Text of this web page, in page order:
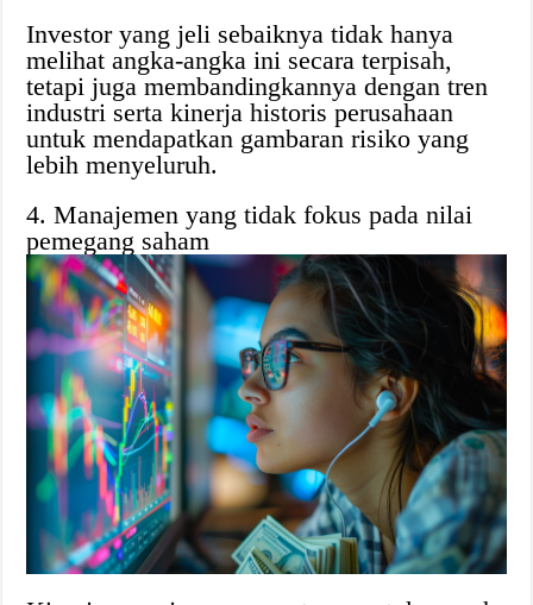
Investor yang jeli sebaiknya tidak hanya
melihat angka-angka ini secara terpisah,
tetapi juga membandingkannya dengan tren
industri serta kinerja historis perusahaan
untuk mendapatkan gambaran risiko yang
lebih menyeluruh.
4. Manajemen yang tidak fokus pada nilai
pemegang saham